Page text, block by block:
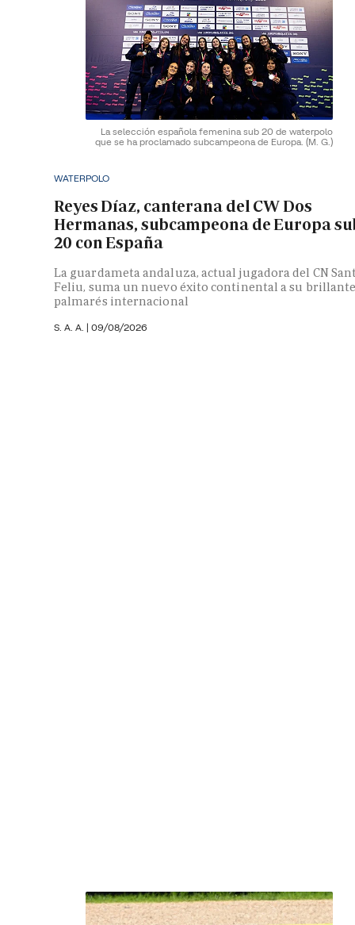
La selección española femenina sub 20 de waterpolo
que se ha proclamado subcampeona de Europa. (M. G.)
WATERPOLO
Reyes Díaz, canterana del CW Dos
Hermanas, subcampeona de Europa
20 con España
La guardameta andaluza, actual jugadora del CN
Feliu, suma un nuevo éxito continental a su
palmarés internacional
S. A. A. | 09/08/2026